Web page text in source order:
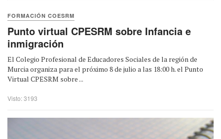
FORMACIÓN COESRM
Punto virtual CPESRM sobre Infancia e
inmigración
El Colegio Profesional de Educadores Sociales de la región de
Murcia organiza para el próximo 8 de julio a las 18:00 h. el Punto
Virtual CPESRM sobre ...
Visto: 3193